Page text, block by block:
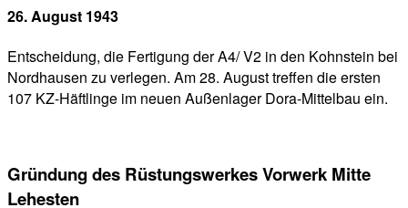
26. August 1943
Entscheidung, die Fertigung der A4/ V2 in den Kohnstein bei
Nordhausen zu verlegen. Am 28. August treffen die ersten
107 KZ-Häftlinge im neuen Außenlager Dora-Mittelbau ein.
Gründung des Rüstungswerkes Vorwerk Mitte
Lehesten